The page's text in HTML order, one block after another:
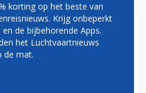
LANGE
korting op het beste van
Krijg onbeperkt
de bijbehorende Apps.
het Luchtvaartnieuws
de mat.